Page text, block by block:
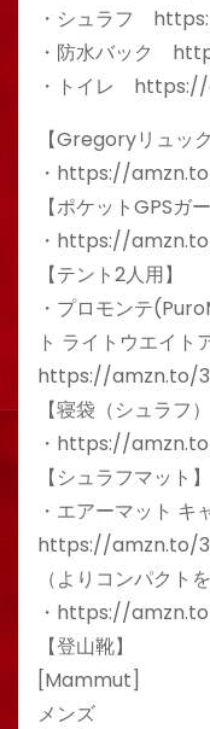
・シュラフ
・防水バック
・トイレ
【Gregoryリュッ
・https://
【ポケットGPSガ
・https://
【テント2人用】
・プロモンテ
ト ライトウエイト
https://amzn.to/
【寝袋（シュラフ）
・https://
【シュラフマット】
・エアーマット キ
https://amzn.to/
（よりコンパクト
・https://
【登山靴】
[Mammut]
メンズ